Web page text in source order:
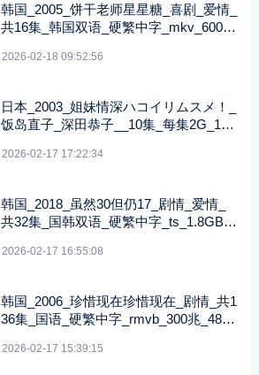
韩国_2005_饼干老师星星糖_喜剧_爱情_
共16集_韩国双语_硬繁中字_mkv_600兆
2026-02-18 09:52:56
日本_2003_姐妹情深ハコイリムスメ！_
饭岛直子_深田恭子__10集_每集2G_108
2026-02-17 17:22:34
韩国_2018_虽然30但仍17_剧情_爱情_
共32集_国韩双语_硬繁中字_ts_1.8GB_1
2026-02-17 16:55:08
韩国_2006_珍惜现在珍惜现在_剧情_共1
36集_国语_硬繁中字_rmvb_300兆_480p
2026-02-17 15:39:15